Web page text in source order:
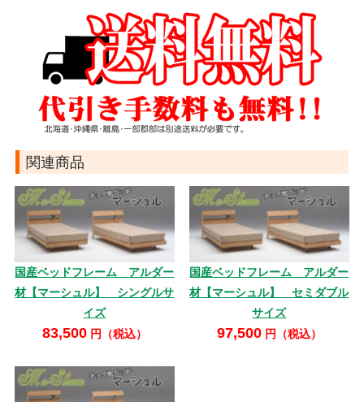
関連商品
国産ベッドフレーム アルダー
材【マーシュル】 シングルサ
イズ
83,500円（税込）
国産ベッドフレーム アルダー
材【マーシュル】 セミダブル
サイズ
97,500円（税込）